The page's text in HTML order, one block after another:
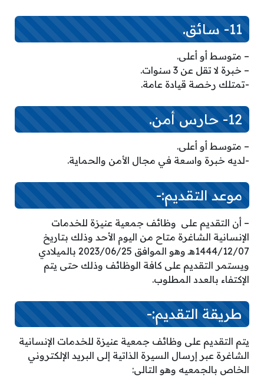
11- سائق.
– متوسط ​​أو أعلى.
– خبرة لا تقل عن 3 سنوات.
-تمتلك رخصة قيادة عامة.
12- حارس أمن.
– متوسط ​​أو أعلى.
-لديه خبرة واسعة في مجال الأمن والحماية.
موعد التقديم:-
– أن التقديم على وظائف جمعية عنيزة للخدمات
الإنسانية الشاغرة متاح من اليوم الأحد وذلك بتاريخ
1444/12/07هـ وهو الموافق 2023/06/25 بالميلادي
ويستمر التقديم على كافة الوظائف وذلك حتى يتم
الإكتفاء بالعدد المطلوب.
طريقة التقديم:-
يتم التقديم على وظائف جمعية عنيزة للخدمات الإنسانية
الشاغرة عبر إرسال السيرة الذاتية إلى البريد الإلكتروني
الخاص بالجمعيه وهو التالي: